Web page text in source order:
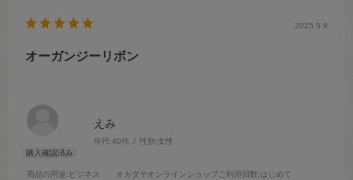
えみ
年代:40代 性別:女性
商品の用途:ビジネス オカダヤオンラインショップご利用回数:はじめて
2025.5.9
オーガンジーリボン